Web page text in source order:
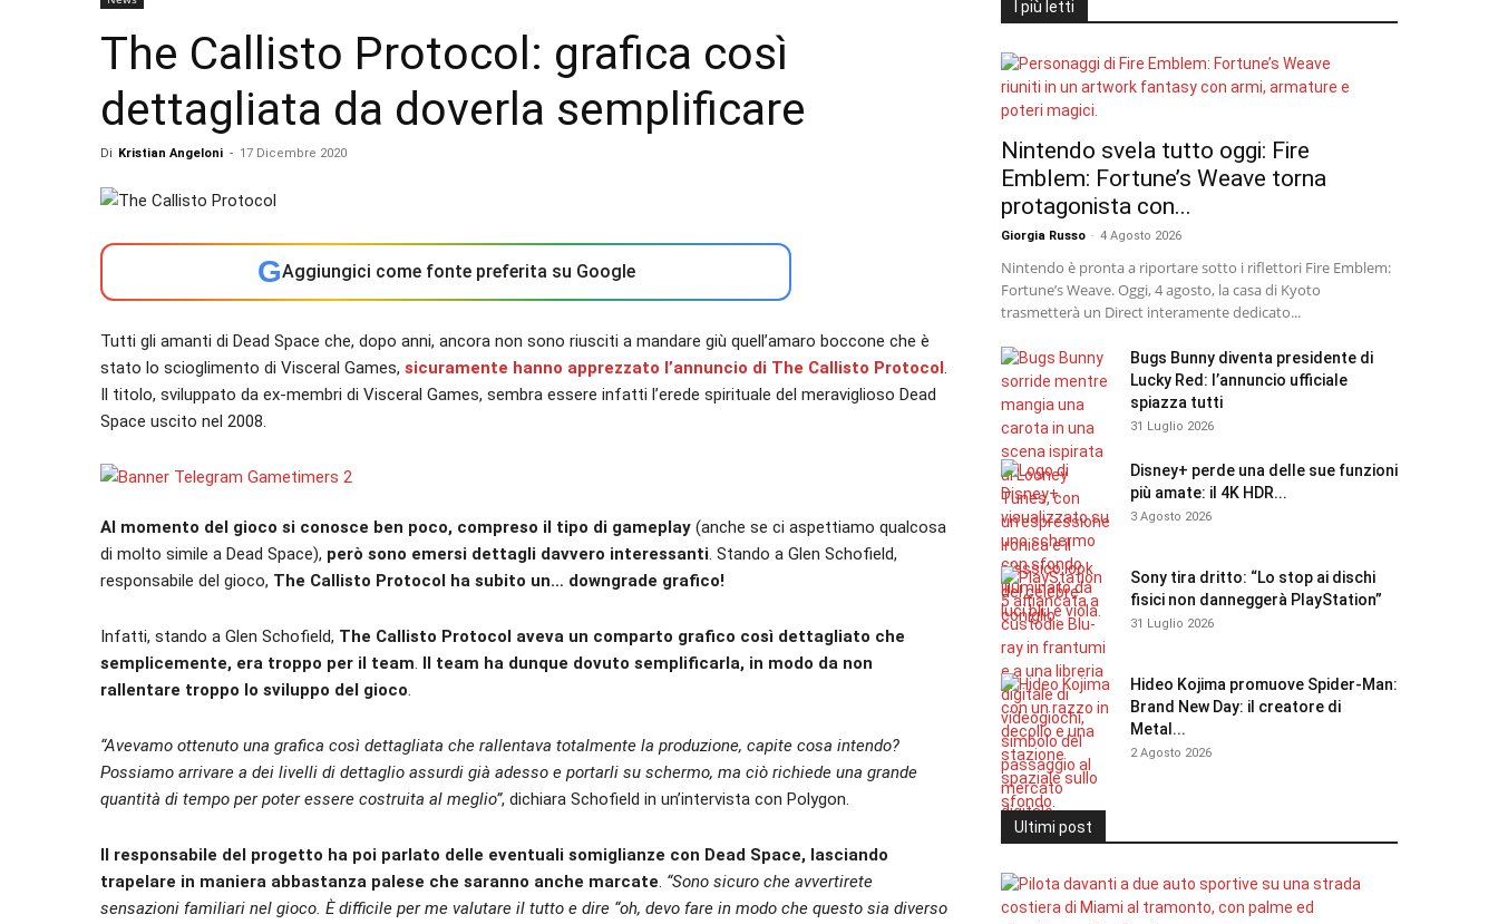
The Callisto Protocol: grafica così
dettagliata da doverla semplificare
Di Kristian Angeloni - 17 Dicembre 2020
GAggiungici come fonte preferita su Google
Tutti gli amanti di Dead Space che, dopo anni, ancora non sono riusciti a mandare giù quell’amaro boccone che è
stato lo scioglimento di Visceral Games, sicuramente hanno apprezzato l’annuncio di The Callisto Protocol.
Il titolo, sviluppato da ex-membri di Visceral Games, sembra essere infatti l’erede spirituale del meraviglioso Dead
Space uscito nel 2008.
Al momento del gioco si conosce ben poco, compreso il tipo di gameplay (anche se ci aspettiamo qualcosa
di molto simile a Dead Space), però sono emersi dettagli davvero interessanti. Stando a Glen Schofield,
responsabile del gioco, The Callisto Protocol ha subito un… downgrade grafico!
Infatti, stando a Glen Schofield, The Callisto Protocol aveva un comparto grafico così dettagliato che
semplicemente, era troppo per il team. Il team ha dunque dovuto semplificarla, in modo da non
rallentare troppo lo sviluppo del gioco.
“Avevamo ottenuto una grafica così dettagliata che rallentava totalmente la produzione, capite cosa intendo?
Possiamo arrivare a dei livelli di dettaglio assurdi già adesso e portarli su schermo, ma ciò richiede una grande
quantità di tempo per poter essere costruita al meglio”, dichiara Schofield in un’intervista con Polygon.
Il responsabile del progetto ha poi parlato delle eventuali somiglianze con Dead Space, lasciando
trapelare in maniera abbastanza palese che saranno anche marcate. “Sono sicuro che avvertirete
sensazioni familiari nel gioco. È difficile per me valutare il tutto e dire “oh, devo fare in modo che questo sia diverso
I più letti
Nintendo svela tutto oggi: Fire
Emblem: Fortune’s Weave torna
protagonista con...
Giorgia Russo - 4 Agosto 2026
Nintendo è pronta a riportare sotto i riflettori Fire Emblem:
Fortune’s Weave. Oggi, 4 agosto, la casa di Kyoto
trasmetterà un Direct interamente dedicato...
Bugs Bunny diventa presidente di
Lucky Red: l’annuncio ufficiale
spiazza tutti
31 Luglio 2026
Disney+ perde una delle sue funzioni
più amate: il 4K HDR...
3 Agosto 2026
Sony tira dritto: “Lo stop ai dischi
fisici non danneggerà PlayStation”
31 Luglio 2026
Hideo Kojima promuove Spider-Man:
Brand New Day: il creatore di
Metal...
2 Agosto 2026
Ultimi post